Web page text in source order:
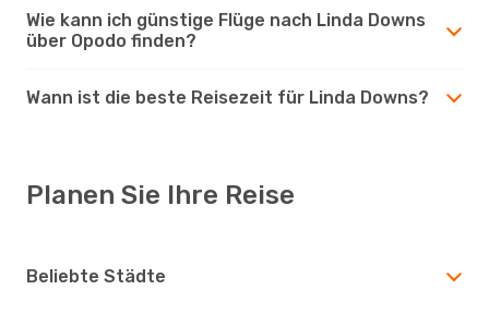
Wie kann ich günstige Flüge nach Linda Downs
über Opodo finden?
Wann ist die beste Reisezeit für Linda Downs?
Planen Sie Ihre Reise
Beliebte Städte